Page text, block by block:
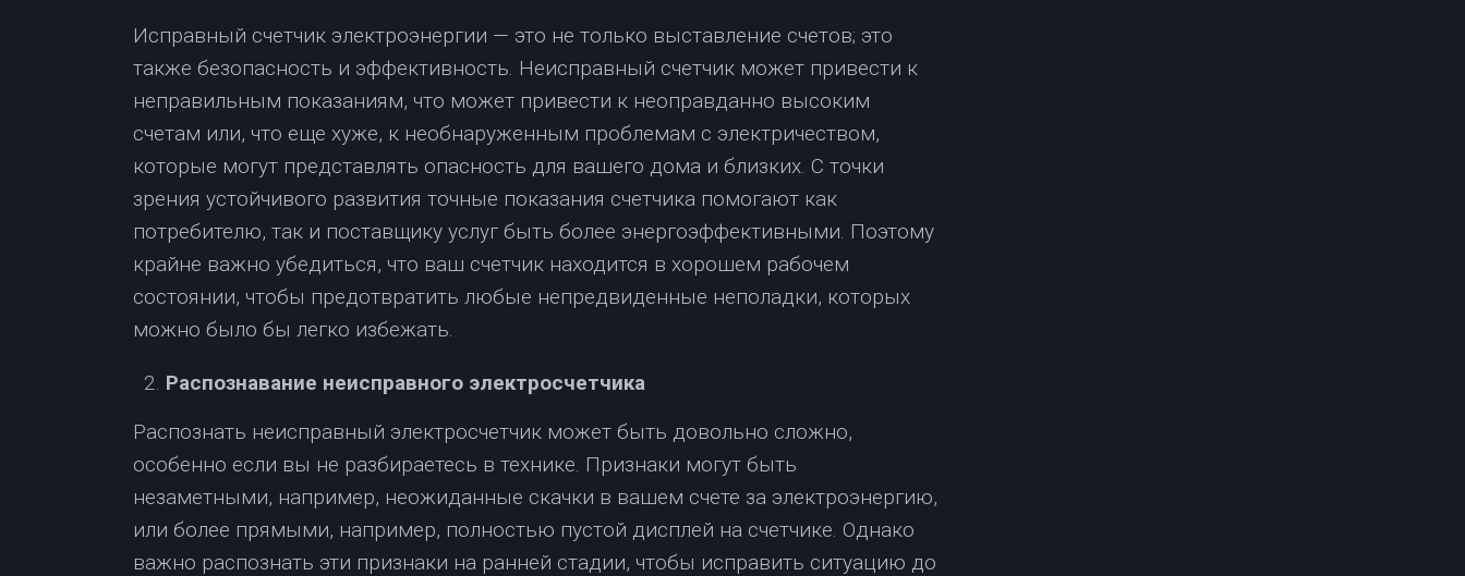
Исправный счетчик электроэнергии — это не только выставление счетов; это
также безопасность и эффективность. Неисправный счетчик может привести к
неправильным показаниям, что может привести к неоправданно высоким
счетам или, что еще хуже, к необнаруженным проблемам с электричеством,
которые могут представлять опасность для вашего дома и близких. С точки
зрения устойчивого развития точные показания счетчика помогают как
потребителю, так и поставщику услуг быть более энергоэффективными. Поэтому
крайне важно убедиться, что ваш счетчик находится в хорошем рабочем
состоянии, чтобы предотвратить любые непредвиденные неполадки, которых
можно было бы легко избежать.
Распознавание неисправного электросчетчика
Распознать неисправный электросчетчик может быть довольно сложно,
особенно если вы не разбираетесь в технике. Признаки могут быть
незаметными, например, неожиданные скачки в вашем счете за электроэнергию,
или более прямыми, например, полностью пустой дисплей на счетчике. Однако
важно распознать эти признаки на ранней стадии, чтобы исправить ситуацию до